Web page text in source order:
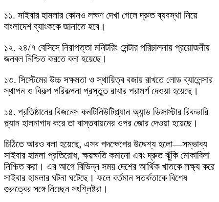
১১. সাইবার হামলার কোনও লক্ষণ দেখা গেলে দ্রুত ব্যবস্থা নিয়ে
বাংলাদেশ ব্যাংককে জানাতে হবে।
১২. ২৪/৭ বেসিসে নিরাপত্তা মনিটরিং সেন্টার পরিচালনায় প্রয়োজনীয়
জনবল নিশ্চিত করতে বলা হয়েছে।
১৩. সিস্টেমের উচ্চ সক্ষমতা ও স্থায়িত্ব বজায় রাখতে লোড ব্যালেন্সার
স্থাপন ও বিকল্প পরিকল্পনা প্রস্তুত রাখার পরামর্শ দেওয়া হয়েছে।
১৪. প্রতিষ্ঠানের বিজনেস কনটিনিউটিপ্ল্যান অ্যান্ড ডিজাস্টার রিকভারি
প্ল্যান হালনাগাদ করে তা বাস্তবায়নের ওপর জোর দেওয়া হয়েছে।
চিঠিতে আরও বলা হয়েছে, এসব পদক্ষেপের উদ্দেশ্য হলো—সম্ভাব্য
সাইবার হামলা প্রতিরোধ, ক্ষয়ক্ষতি কমানো এবং দ্রুত ঝুঁকি মোকাবিলা
নিশ্চিত করা। এর আগে বিভিন্ন সময় দেশের আর্থিক খাতকে লক্ষ্য করে
সাইবার হামলার ঘটনা ঘটেছে। ফলে বর্তমান সতর্কতাকে বিশেষ
গুরুত্বের সঙ্গে নিচ্ছেন সংশ্লিষ্টরা।